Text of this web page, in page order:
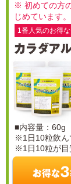
※ 初めての方
じめています。
1番人気のお得な
■内容量：60g
※1日10粒飲ん
※1日10粒が目